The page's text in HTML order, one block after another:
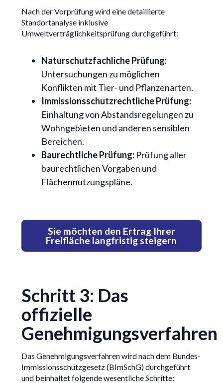
Nach der Vorprüfung wird eine detaillierte
Standortanalyse inklusive
Umweltverträglichkeitsprüfung durchgeführt:
Naturschutzfachliche Prüfung:
Untersuchungen zu möglichen
Konflikten mit Tier- und Pflanzenarten.
Immissionsschutzrechtliche Prüfung:
Einhaltung von Abstandsregelungen zu
Wohngebieten und anderen sensiblen
Bereichen.
Baurechtliche Prüfung:Prüfung aller
baurechtlichen Vorgaben und
Flächennutzungspläne.
Sie möchten den Ertrag Ihrer
Freifläche langfristig steigern
Schritt 3: Das
offizielle
Genehmigungsverfahren
Das Genehmigungsverfahren wird nach dem Bundes-
Immissionsschutzgesetz (BImSchG) durchgeführt
und beinhaltet folgende wesentliche Schritte: